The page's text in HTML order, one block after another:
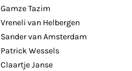
Gamze Tazim
Vreneli van Helbergen
Sander van Amsterdam
Patrick Wessels
Claartje Janse